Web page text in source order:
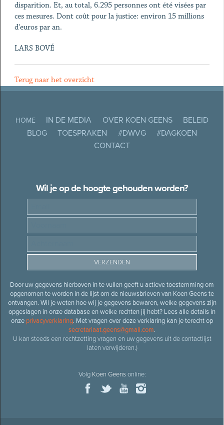
disparition. Et, au total, 6.295 personnes ont été visées par
ces mesures. Dont coût pour la justice: environ 15 millions
d'euros par an.
LARS BOVÉ
Terug naar het overzicht
HOME IN DE MEDIA OVER KOEN GEENS
BELEID
BLOG
TOESPRAKEN #DWVG
#DAGKOEN
CONTACT
Wil je op de hoogte gehouden worden?
Door uw gegevens hierboven in te vullen geeft u actieve toestemming om
opgenomen te worden in de lijst om de nieuwsbrieven van Koen Geens te
ontvangen. Wil je weten hoe wij je gegevens bewaren, welke gegevens zijn
opgeslagen in onze database en welke rechten jij hebt? Lees alle details in
onze privacyverklaring. Met vragen over deze verklaring kan je terecht op
secretariaat.geens@gmail.com.
U kan steeds een rechtzetting vragen en uw gegevens uit de contactlijst
laten verwijderen.)
Volg Koen Geensonline: